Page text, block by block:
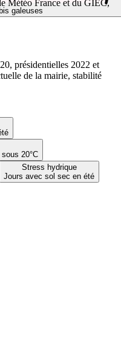
galeuses
20°C
Stress hydrique
Jours avec sol sec en été
Météo France et du GIEC,
présidentielles 2022 et
de la mairie, stabilité